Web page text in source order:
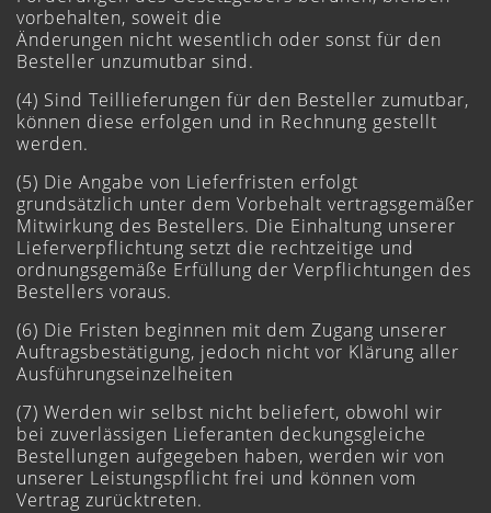
vorbehalten, soweit die
Änderungen nicht wesentlich oder sonst für den
Besteller unzumutbar sind.
(4) Sind Teillieferungen für den Besteller zumutbar,
können diese erfolgen und in Rechnung gestellt
werden.
(5) Die Angabe von Lieferfristen erfolgt
grundsätzlich unter dem Vorbehalt vertragsgemäßer
Mitwirkung des Bestellers. Die Einhaltung unserer
Lieferverpflichtung setzt die rechtzeitige und
ordnungsgemäße Erfüllung der Verpflichtungen des
Bestellers voraus.
(6) Die Fristen beginnen mit dem Zugang unserer
Auftragsbestätigung, jedoch nicht vor Klärung aller
Ausführungseinzelheiten
(7) Werden wir selbst nicht beliefert, obwohl wir
bei zuverlässigen Lieferanten deckungsgleiche
Bestellungen aufgegeben haben, werden wir von
unserer Leistungspflicht frei und können vom
Vertrag zurücktreten.